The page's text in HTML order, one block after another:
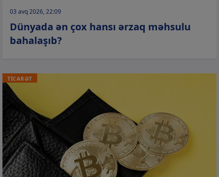
03 avq 2026, 22:09
Dünyada ən çox hansı ərzaq məhsulu
bahalaşıb?
TİCARƏT